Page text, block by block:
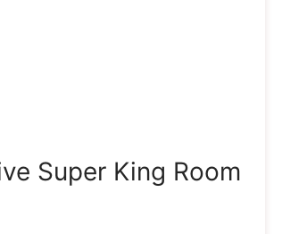
Super King Room